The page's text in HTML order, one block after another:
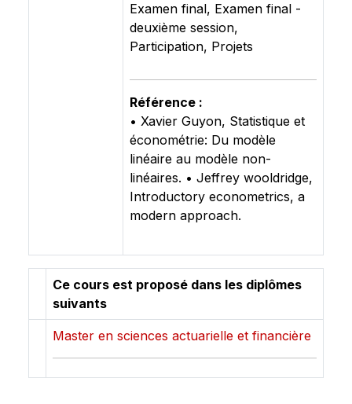
Examen final, Examen final -
deuxième session,
Participation, Projets
Référence :
• Xavier Guyon, Statistique et
économétrie: Du modèle
linéaire au modèle non-
linéaires. • Jeffrey wooldridge,
Introductory econometrics, a
modern approach.
Ce cours est proposé dans les diplômes
suivants
Master en sciences actuarielle et financière